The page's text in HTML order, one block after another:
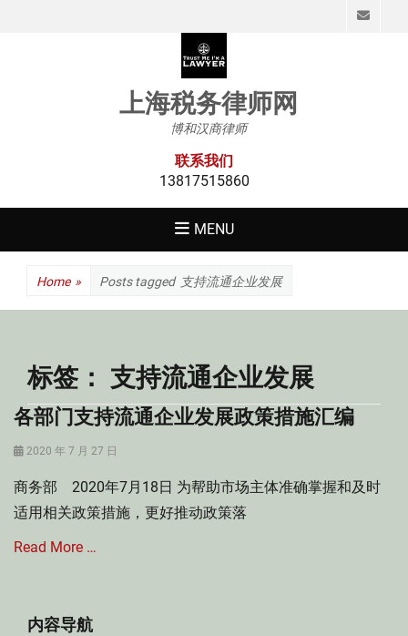
上海税务律师网
博和汉商律师
联系我们
13817515860
MENU
Home » Posts tagged 支持流通企业发展
标签： 支持流通企业发展
各部门支持流通企业发展政策措施汇编
Posted
2020 年 7 月 27 日
商务部 2020年7月18日 为帮助市场主体准确掌握和及时
适用相关政策措施，更好推动政策落
Read More …
内容导航